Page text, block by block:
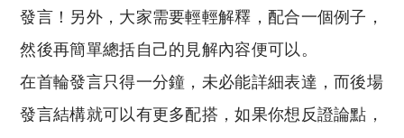
發言！另外，大家需要輕輕解釋，配合一個例子，
然後再簡單總括自己的見解內容便可以。
在首輪發言只得一分鐘，未必能詳細表達，而後場
發言結構就可以有更多配搭，如果你想反證論點，